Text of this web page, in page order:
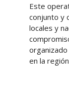
Este
conjunto y
locales y
en la